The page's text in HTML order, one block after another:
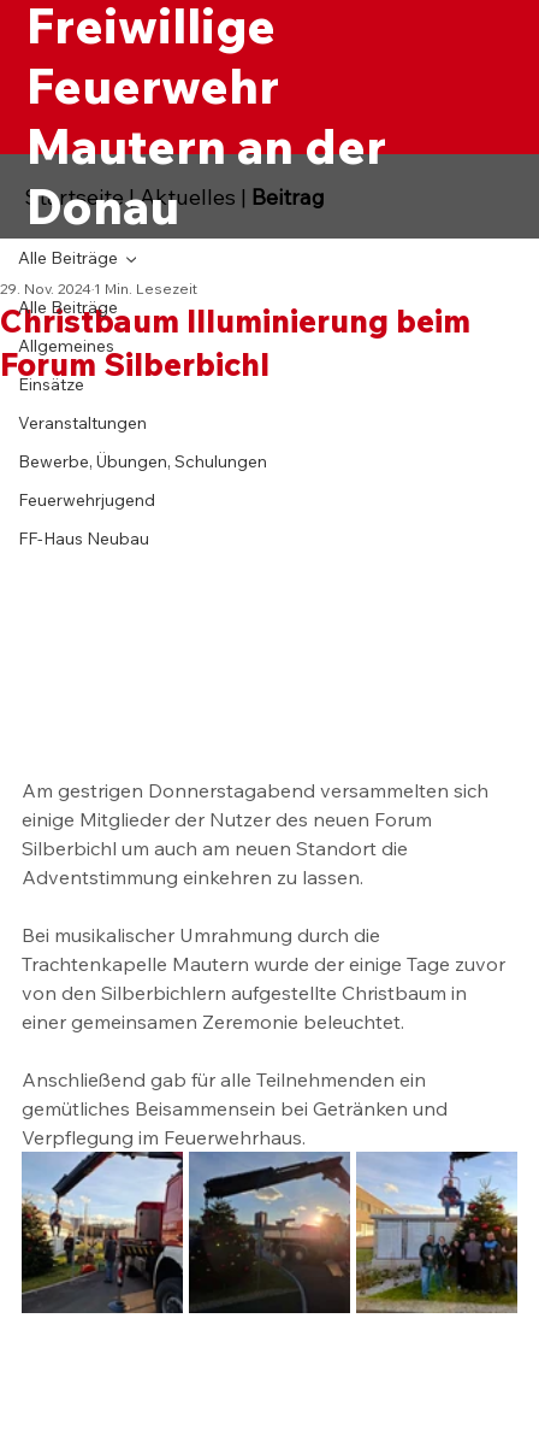
Freiwillige
Feuerwehr
Mautern an der
Donau
Alle Beiträge
Allgemeines
Einsätze
Veranstaltungen
Bewerbe, Übungen, Schulungen
Feuerwehrjugend
FF-Haus Neubau
Alle Beiträge
Christbaum Illuminierung beim
Forum Silberbichl
29. Nov. 2024 1 Min. Lesezeit
Am gestrigen Donnerstagabend versammelten sich
einige Mitglieder der Nutzer des neuen Forum
Silberbichl um auch am neuen Standort die
Adventstimmung einkehren zu lassen.
Bei musikalischer Umrahmung durch die
Trachtenkapelle Mautern wurde der einige Tage zuvor
von den Silberbichlern aufgestellte Christbaum in
einer gemeinsamen Zeremonie beleuchtet.
Anschließend gab für alle Teilnehmenden ein
gemütliches Beisammensein bei Getränken und
Verpflegung im Feuerwehrhaus.
Startseite|Aktuelles | Beitrag